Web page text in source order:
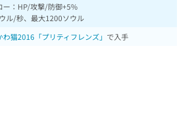
ー：HP/攻撃/防御+5%
ル/秒、最大1200ソウル
わ猫2016「プリティフレンズ」 で入手